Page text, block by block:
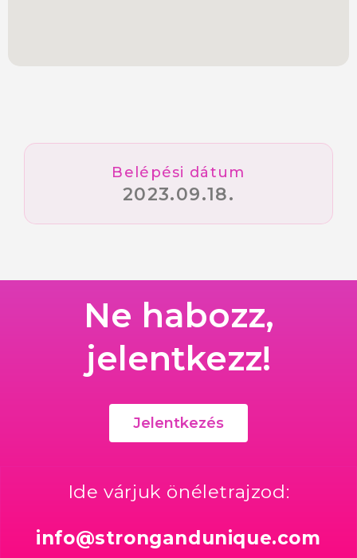
Belépési dátum
2023.09.18.
Ne habozz,
jelentkezz!
Jelentkezés
Ide várjuk önéletrajzod:
info@strongandunique.com